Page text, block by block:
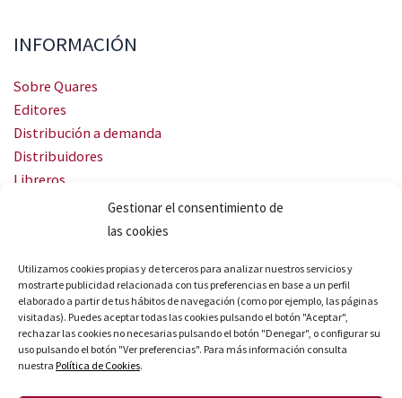
Gestionar el consentimiento de
las cookies
Utilizamos cookies propias y de terceros para analizar nuestros servicios y
mostrarte publicidad relacionada con tus preferencias en base a un perfil
elaborado a partir de tus hábitos de navegación (como por ejemplo, las páginas
visitadas). Puedes aceptar todas las cookies pulsando el botón "Aceptar",
rechazar las cookies no necesarias pulsando el botón "Denegar", o configurar su
uso pulsando el botón "Ver preferencias". Para más información consulta
nuestra Política de Cookies.
INFORMACIÓN
Sobre Quares
Editores
Distribución a demanda
Distribuidores
Libreros
Servicio Landingweb
Crea tu audiobook